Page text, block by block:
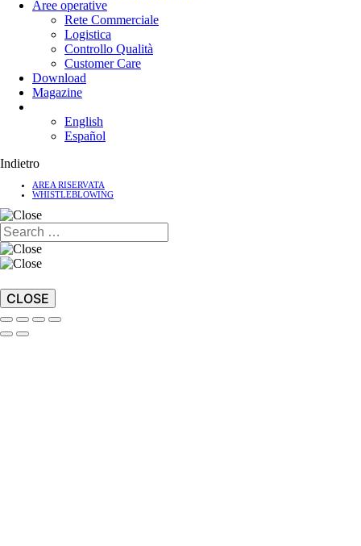
Aree operative
Rete Commerciale
Logistica
Controllo Qualità
Customer Care
Download
Magazine
English
Español
Indietro
AREA RISERVATA
WHISTLEBLOWING
CLOSE